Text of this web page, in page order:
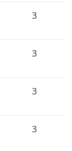
3
3
3
3